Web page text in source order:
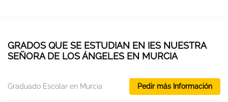
GRADOS QUE SE ESTUDIAN EN IES NUESTRA
SEÑORA DE LOS ÁNGELES EN MURCIA
Graduado Escolar en Murcia Pedir más Información